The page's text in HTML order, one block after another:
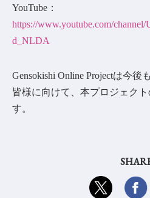
YouTube：
https://www.youtube.com/
d_NLDA
Gensokishi Online Projectは今
皆様に向けて、本プロジェク
す。